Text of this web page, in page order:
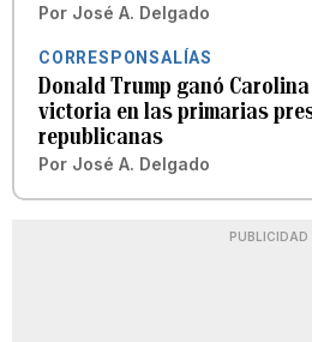
Por José A. Delgado
CORRESPONSALÍAS
Donald Trump ganó
victoria en las primarias
republicanas
Por José A. Delgado
PUBLICIDAD